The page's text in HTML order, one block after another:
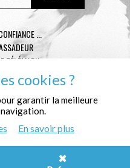
...
TÉLÉMARK
DE VENTE
NOUS ?
Pure Illusion
cookies ?
garantir la meilleure
En savoir plus